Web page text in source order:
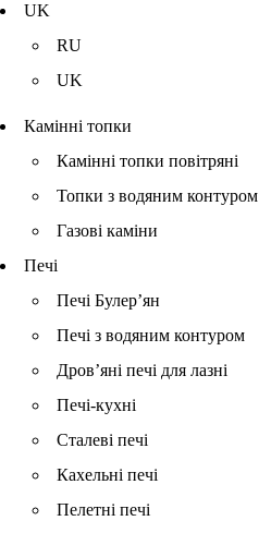
UK
RU
UK
Камінні топки
Камінні топки повітряні
Топки з водяним контуром
Газові каміни
Печі
Печі Булер’ян
Печі з водяним контуром
Дров’яні печі для лазні
Печі-кухні
Сталеві печі
Кахельні печі
Пелетні печі